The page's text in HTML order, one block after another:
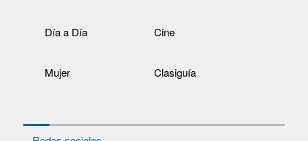
Día a Día Cine
Mujer Clasiguía